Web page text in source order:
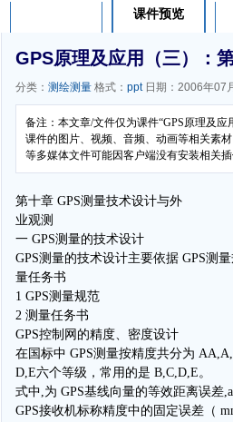
课件预览
GPS原理及应用（三）：
分类： 测绘测量 格式： ppt日期：2006年07
备注：本文章/文件仅为课件“GPS原理及
课件的图片、视频、音频、动画等相关素
等多媒体文件可能因客户端没有安装相关
第十章 GPS测量技术设计与外
业观测
一 GPS测量的技术设计
GPS测量的技术设计主要依据 GPS测
量任务书
1 GPS测量规范
2 测量任务书
GPS控制网的精度、密度设计
在国标中 GPS测量按精度共分为
D,E六个等级，常用的是 B,C,D,E。
式中,为 GPS基线向量的等效距离误差
GPS接收机标称精度中的固定误差（